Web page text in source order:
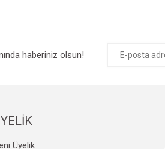
haberiniz olsun!
Üyelik